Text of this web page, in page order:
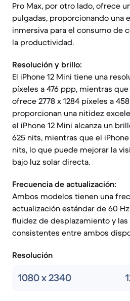
Pro Max, por otro lado, ofrece
pulgadas, proporcionando una
inmersiva para el consumo de
la productividad.
Resolución y brillo:
El iPhone 12 Mini tiene una
píxeles a 476 ppp, mientras que
ofrece 2778 x 1284 píxeles a
proporcionan una nitidez
el iPhone 12 Mini alcanza un
625 nits, mientras que el
nits, lo que puede mejorar la
bajo luz solar directa.
Frecuencia de actualización:
Ambos modelos tienen una
actualización estándar de 60
fluidez de desplazamiento y
consistentes entre ambos
Resolución
1080 x 2340